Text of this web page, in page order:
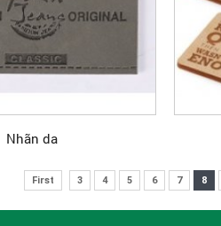
Nhãn da
First 3 4 5 6 7 8